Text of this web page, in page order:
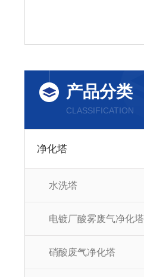
产品分类
CLASSIFICATION
净化塔
水洗塔
电镀厂酸雾废气净化塔
硝酸废气净化塔